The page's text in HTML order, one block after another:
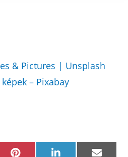
& Pictures | Unsplash
– Pixabay